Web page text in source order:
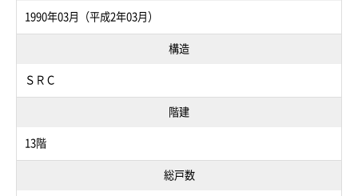
1990年03月（平成2年03月）
構造
ＳＲＣ
階建
13階
総戸数